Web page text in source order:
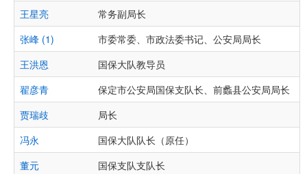
王星亮
常务副局长
张峰 (1)
市委常委、市政法委书记、公安局局长
王洪恩
国保大队教导员
翟彦青
保定市公安局国保支队长、前蠡县公安局局长
贾瑞歧
局长
冯永
国保大队队长（原任）
董元
国保支队支队长